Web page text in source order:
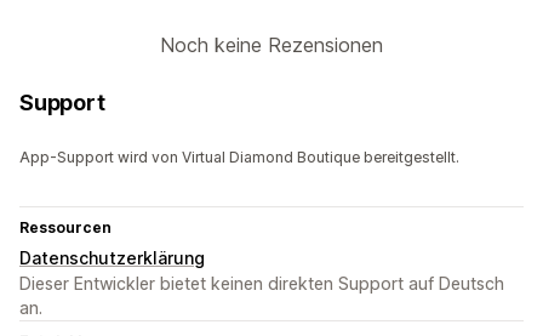
Noch keine Rezensionen
Support
App-Support wird von Virtual Diamond Boutique bereitgestellt.
Ressourcen
Datenschutzerklärung
Dieser Entwickler bietet keinen direkten Support auf Deutsch
an.